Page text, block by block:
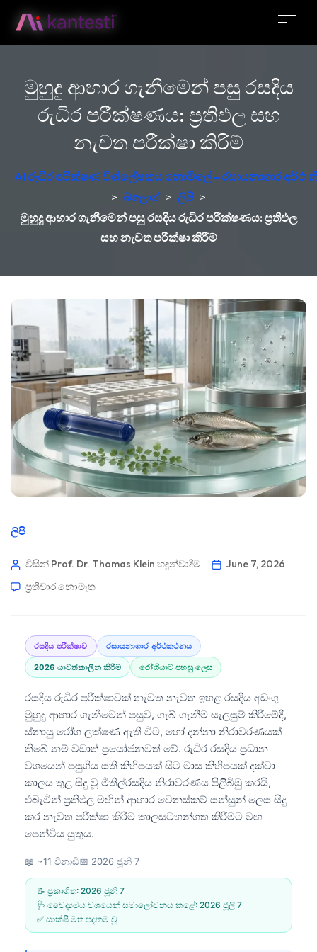
මුහුදු ආහාර ගැනීමෙන් පසු රසදිය
රුධිර පරීක්ෂණය: ප්‍රතිඵල සහ
නැවත පරීක්ෂා කිරීම්
AI රුධිර පරීක්ෂණ විශ්ලේෂකය නොමිලේ - රසායනාගාර අර්ථ
> බ්ලොග් > ලිපි >
මුහුදු ආහාර ගැනීමෙන් පසු රසදිය රුධිර පරීක්ෂණය: ප්‍රතිඵල
සහ නැවත පරීක්ෂා කිරීම්
ලිපි
විසින් Prof. Dr. Thomas Klein හඳුන්වාදීම
June 7, 2026
ප්‍රතිචාර නොමැත
රසදිය පරීක්ෂාව රසායනාගාර අර්ථකථනය
2026 යාවත්කාලීන කිරීම රෝගියාට පහසු ලෙස
රසදිය රුධිර පරීක්ෂාවක් නැවත නැවත ඉහළ රසදිය අඩංගු
මුහුදු ආහාර ගැනීමෙන් පසුව, ගැබ් ගැනීම සැලසුම් කිරීමේදී,
ස්නායු රෝග ලක්ෂණ ඇති විට, හෝ දන්නා නිරාවරණයක්
තිබේ නම් වඩාත් ප්‍රයෝජනවත් වේ. රුධිර රසදිය ප්‍රධාන
වශයෙන් පසුගිය සති කිහිපයක් සිට මාස කිහිපයක් දක්වා
කාලය තුළ සිදු වූ මීතිල්රසදිය නිරාවරණය පිළිබිඹු කරයි,
එබැවින් ප්‍රතිඵල මඟින් ආහාර වෙනස්කම් සන්සුන් ලෙස සිදු
කර නැවත පරීක්ෂා කිරීම කාලසටහන්ගත කිරීමට මඟ
පෙන්විය යුතුය.
📖 ~11 විනාඩි📅 2026 ජූනි 7
📝 ප්‍රකාශිත: 2026 ජූනි 7
🩺 වෛද්‍යමය වශයෙන් සමාලෝචනය කළේ: 2026 ජූලි 7
✅ සාක්ෂි මත පදනම් වූ